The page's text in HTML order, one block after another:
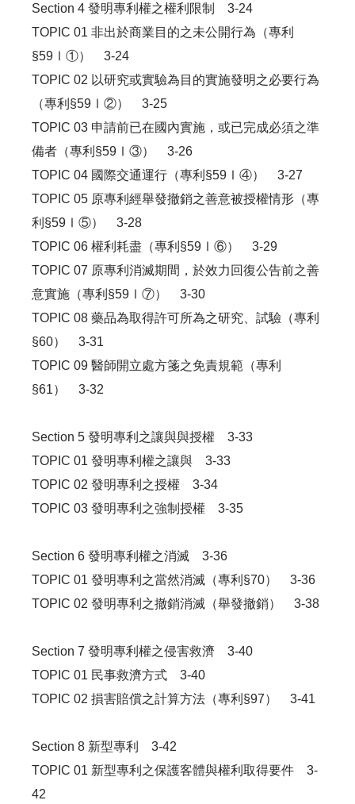
Section 4 發明專利權之權利限制 3-24
TOPIC 01 非出於商業目的之未公開行為（專利
§59Ⅰ①） 3-24
TOPIC 02 以研究或實驗為目的實施發明之必要行為
（專利§59Ⅰ②） 3-25
TOPIC 03 申請前已在國內實施，或已完成必須之準
備者（專利§59Ⅰ③） 3-26
TOPIC 04 國際交通運行（專利§59Ⅰ④） 3-27
TOPIC 05 原專利經舉發撤銷之善意被授權情形（專
利§59Ⅰ⑤） 3-28
TOPIC 06 權利耗盡（專利§59Ⅰ⑥） 3-29
TOPIC 07 原專利消滅期間，於效力回復公告前之善
意實施（專利§59Ⅰ⑦） 3-30
TOPIC 08 藥品為取得許可所為之研究、試驗（專利
§60） 3-31
TOPIC 09 醫師開立處方箋之免責規範（專利
§61） 3-32
Section 5 發明專利之讓與與授權 3-33
TOPIC 01 發明專利權之讓與 3-33
TOPIC 02 發明專利之授權 3-34
TOPIC 03 發明專利之強制授權 3-35
Section 6 發明專利權之消滅 3-36
TOPIC 01 發明專利之當然消滅（專利§70） 3-36
TOPIC 02 發明專利之撤銷消滅（舉發撤銷） 3-38
Section 7 發明專利權之侵害救濟 3-40
TOPIC 01 民事救濟方式 3-40
TOPIC 02 損害賠償之計算方法（專利§97） 3-41
Section 8 新型專利 3-42
TOPIC 01 新型專利之保護客體與權利取得要件 3-
42